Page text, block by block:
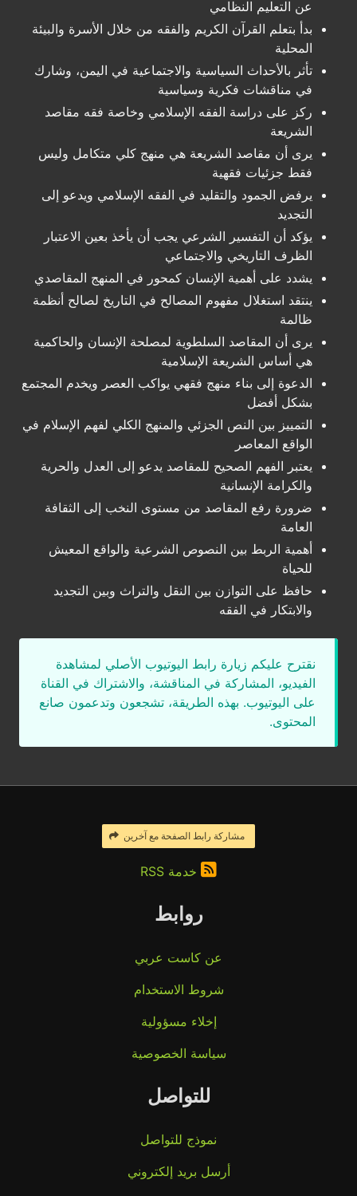
عن التعليم النظامي
بدأ بتعلم القرآن الكريم والفقه من خلال الأسرة والبيئة
المحلية
تأثر بالأحداث السياسية والاجتماعية في اليمن، وشارك
في مناقشات فكرية وسياسية
ركز على دراسة الفقه الإسلامي وخاصة فقه مقاصد
الشريعة
يرى أن مقاصد الشريعة هي منهج كلي متكامل وليس
فقط جزئيات فقهية
يرفض الجمود والتقليد في الفقه الإسلامي ويدعو إلى
التجديد
يؤكد أن التفسير الشرعي يجب أن يأخذ بعين الاعتبار
الظرف التاريخي والاجتماعي
يشدد على أهمية الإنسان كمحور في المنهج المقاصدي
ينتقد استغلال مفهوم المصالح في التاريخ لصالح أنظمة
ظالمة
يرى أن المقاصد السلطوية لمصلحة الإنسان والحاكمية
هي أساس الشريعة الإسلامية
الدعوة إلى بناء منهج فقهي يواكب العصر ويخدم المجتمع
بشكل أفضل
التمييز بين النص الجزئي والمنهج الكلي لفهم الإسلام في
الواقع المعاصر
يعتبر الفهم الصحيح للمقاصد يدعو إلى العدل والحرية
والكرامة الإنسانية
ضرورة رفع المقاصد من مستوى النخب إلى الثقافة
العامة
أهمية الربط بين النصوص الشرعية والواقع المعيش
للحياة
حافظ على التوازن بين النقل والتراث وبين التجديد
والابتكار في الفقه
نقترح عليكم زيارة رابط اليوتيوب الأصلي لمشاهدة
الفيديو، المشاركة في المناقشة، والاشتراك في القناة
على اليوتيوب. بهذه الطريقة، تشجعون وتدعمون صانع
المحتوى.
مشاركة رابط الصفحة مع آخرين
خدمة RSS
روابط
عن كاست عربي
شروط الاستخدام
إخلاء مسؤولية
سياسة الخصوصية
للتواصل
نموذج للتواصل
أرسل بريد إلكتروني